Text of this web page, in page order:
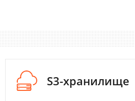
S3-хранилище